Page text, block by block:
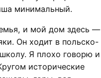
минимальный.
и мой дом здесь —
Он ходит в польско-
Я плохо говорю и
исторические